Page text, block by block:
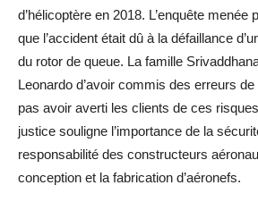
d’hélicoptère en 2018. L’enquête menée
que l’accident était dû à la défaillance
du rotor de queue. La famille
Leonardo d’avoir commis des erreurs
pas avoir averti les clients de ces
justice souligne l’importance de la
responsabilité des constructeurs
conception et la fabrication d’aéronefs.